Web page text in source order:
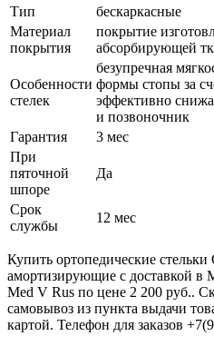
Тип
бескаркасные
Материал
покрытия
покрытие
абсорбирующей
Особенности
стелек
безупречная
формы стопы за
эффективно
и позвоночник
Гарантия
3 мес
При
пяточной
шпоре
Да
Срок
службы
12 мес
Купить ортопедические стельки
амортизирующие с доставкой в
Med V Rus по цене 2 200 руб..
самовывоз из пункта выдачи
картой. Телефон для заказов